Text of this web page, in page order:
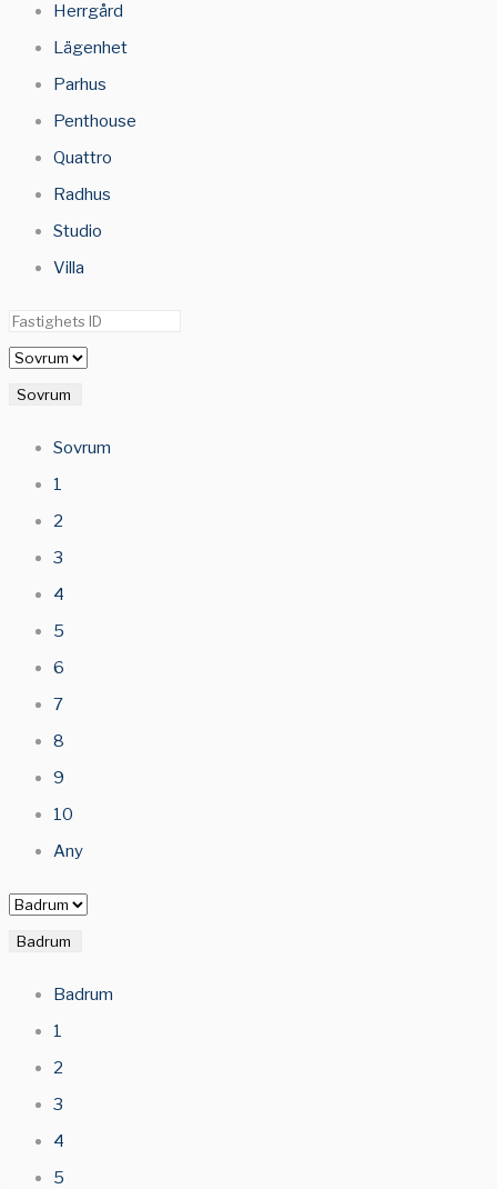
Herrgård
Lägenhet
Parhus
Penthouse
Quattro
Radhus
Studio
Villa
Sovrum
Sovrum
1
2
3
4
5
6
7
8
9
10
Any
Badrum
Badrum
1
2
3
4
5